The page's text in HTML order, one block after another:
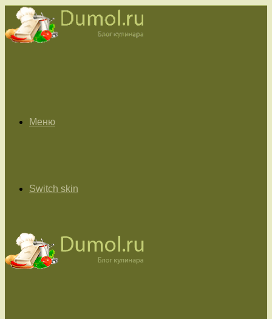
Меню
Switch skin